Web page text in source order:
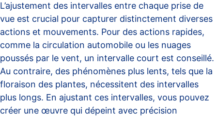
L’ajustement des intervalles entre chaque prise de
vue est crucial pour capturer distinctement diverses
actions et mouvements. Pour des actions rapides,
comme la circulation automobile ou les nuages
poussés par le vent, un intervalle court est conseillé.
Au contraire, des phénomènes plus lents, tels que la
floraison des plantes, nécessitent des intervalles
plus longs. En ajustant ces intervalles, vous pouvez
créer une œuvre qui dépeint avec précision